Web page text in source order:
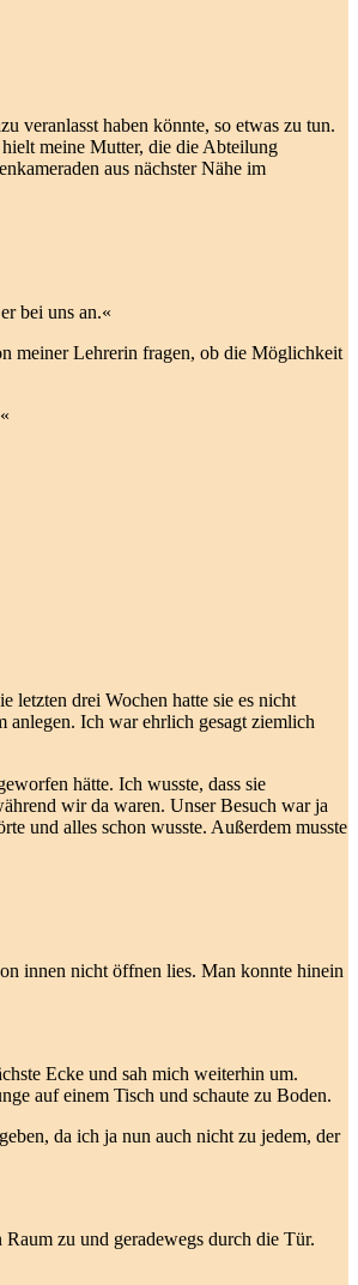
veranlasst haben könnte, so etwas zu tun.
meine Mutter, die die Abteilung
aus nächster Nähe im
bei uns an.«
meiner Lehrerin fragen, ob die Möglichkeit
letzten drei Wochen hatte sie es nicht
anlegen. Ich war ehrlich gesagt ziemlich
hätte. Ich wusste, dass sie
wir da waren. Unser Besuch war ja
und alles schon wusste. Außerdem musste
innen nicht öffnen lies. Man konnte hinein
Ecke und sah mich weiterhin um.
auf einem Tisch und schaute zu Boden.
da ich ja nun auch nicht zu jedem, der
zu und geradewegs durch die Tür.